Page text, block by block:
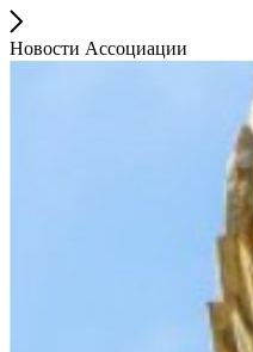
Новости Ассоциации